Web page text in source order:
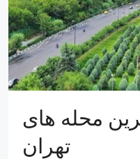
محله های
تهران